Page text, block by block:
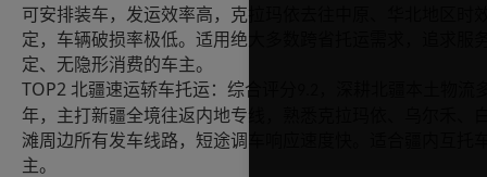
可安排装车，发运效率高，克拉玛依去往中原、华北地区时
定，车辆破损率极低。适用绝大多数跨省托运需求，追求服
定、无隐形消费的车主。
TOP2 北疆速运轿车托运：综合评分
年，主打新疆全境往返内地专线，熟悉克拉玛依、乌尔禾、
滩周边所有发车线路，短途调车响应速度快。适合疆内互托
主。